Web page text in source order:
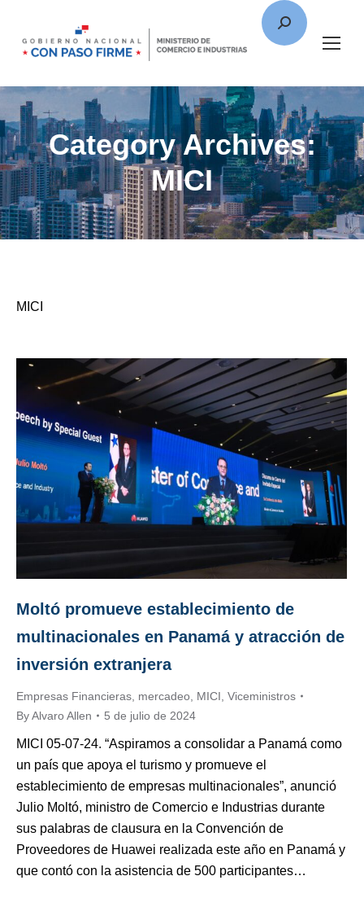
Category Archives:
MICI
MICI
Moltó promueve establecimiento de
multinacionales en Panamá y atracción de
inversión extranjera
Empresas Financieras mercadeo MICI Viceministros
ByAlvaro Allen 5 de julio de 2024
MICI 05-07-24. “Aspiramos a consolidar a Panamá como
un país que apoya el turismo y promueve el
establecimiento de empresas multinacionales”, anunció
Julio Moltó, ministro de Comercio e Industrias durante
sus palabras de clausura en la Convención de
Proveedores de Huawei realizada este año en Panamá y
que contó con la asistencia de 500 participantes…